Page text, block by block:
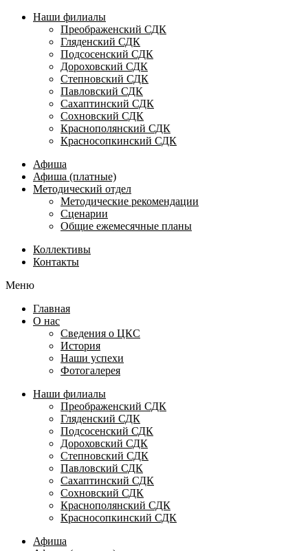
Наши филиалы
Преображенский СДК
Гляденский СДК
Подсосенский СДК
Дороховский СДК
Степновский СДК
Павловский СДК
Сахаптинский СДК
Сохновский СДК
Краснополянский СДК
Красносопкинский СДК
Афиша
Афиша (платные)
Методический отдел
Методические рекомендации
Сценарии
Общие ежемесячные планы
Коллективы
Контакты
Меню
Главная
О нас
Сведения о ЦКС
История
Наши успехи
Фотогалерея
Наши филиалы
Преображенский СДК
Гляденский СДК
Подсосенский СДК
Дороховский СДК
Степновский СДК
Павловский СДК
Сахаптинский СДК
Сохновский СДК
Краснополянский СДК
Красносопкинский СДК
Афиша